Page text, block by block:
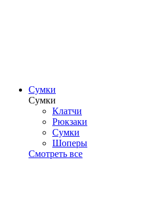
Сумки
Сумки
Клатчи
Рюкзаки
Сумки
Шоперы
Смотреть все